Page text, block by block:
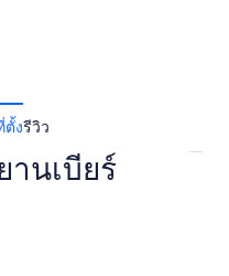
ตั้งรีวิว
านเบียร์